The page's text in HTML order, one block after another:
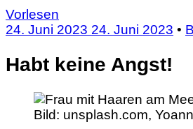
Vorlesen
24. Juni 2023 24. Juni 2023 •
Habt keine Angst!
Bild: unsplash.com,